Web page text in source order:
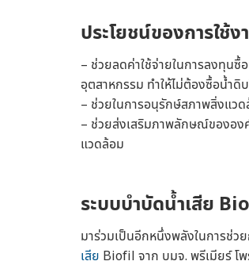
ประโยชน์ของการใช้ง
– ช่วยลดค่าใช้จ่ายในการลงทุนซื้
อุตสาหกรรม ทำให้ไม่ต้องซื้อน้ำดิ
– ช่วยในการอนุรักษ์สภาพสิ่งแว
– ช่วยส่งเสริมภาพลักษณ์ขององ
แวดล้อม
ระบบบำบัดน้ำเสีย
มาร่วมเป็นอีกหนึ่งพลังในการช่
เสีย Biofil จาก บมจ. พรีเมียร์ โ